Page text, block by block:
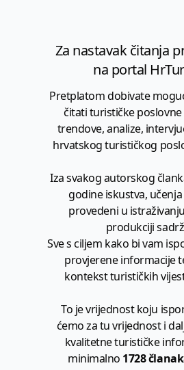
Za nastavak čitanja
na portal
Pretplatom dobivate
čitati turističke poslovne
trendove, analize,
hrvatskog turističkog
Iza svakog autorskog
godine iskustva,
provedeni u
produkciji
Sve s ciljem kako bi vam
provjerene informacije
kontekst turističkih
To je vrijednost koju
ćemo za tu vrijednost i
kvalitetne turističke
minimalno 1728